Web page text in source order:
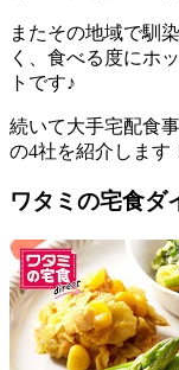
またその地域で馴
く、食べる度にホ
トです♪
続いて大手宅配食
の4社を紹介します
ワタミの宅食ダ